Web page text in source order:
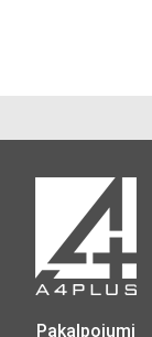
Pakalpojumi